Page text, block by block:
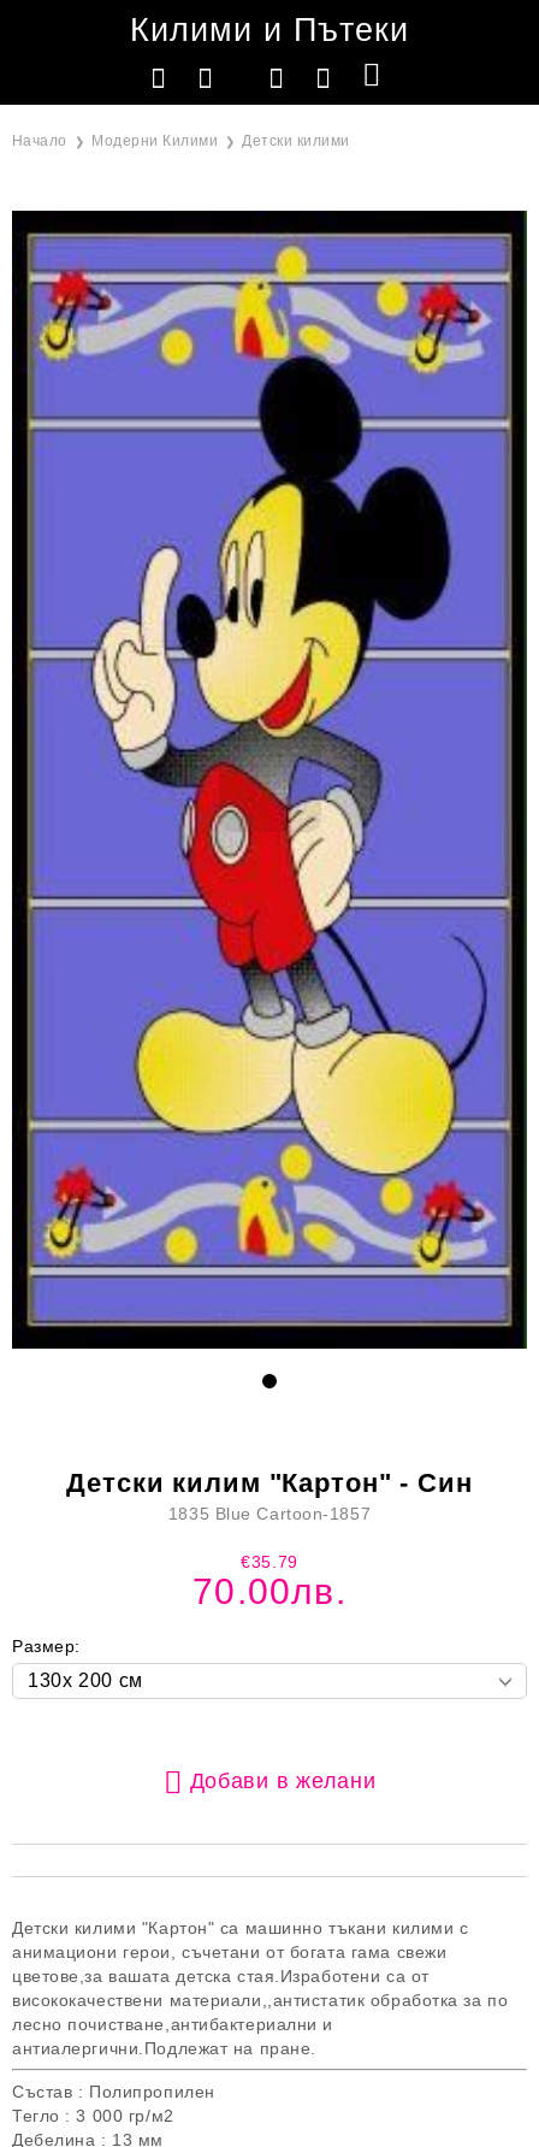
Килими и Пътеки
Начало Модерни Килими Детски килими
Детски килими "Картон" са машинно тъкани килими с
анимациони герои, съчетани от богата гама свежи
цветове,за вашата детска стая.Изработени са от
висококачествени материали,,антистатик обработка за по
лесно почистване,антибактериални и
антиалергични.Подлежат на пране.
Състав : Полипропилен
Тегло : 3 000 гр/м2
Дебелина : 13 мм
Детски килим "Картон" - Син
1835 Blue Cartoon-1857
€35.79
70.00лв.
Размер:
Добави в желани